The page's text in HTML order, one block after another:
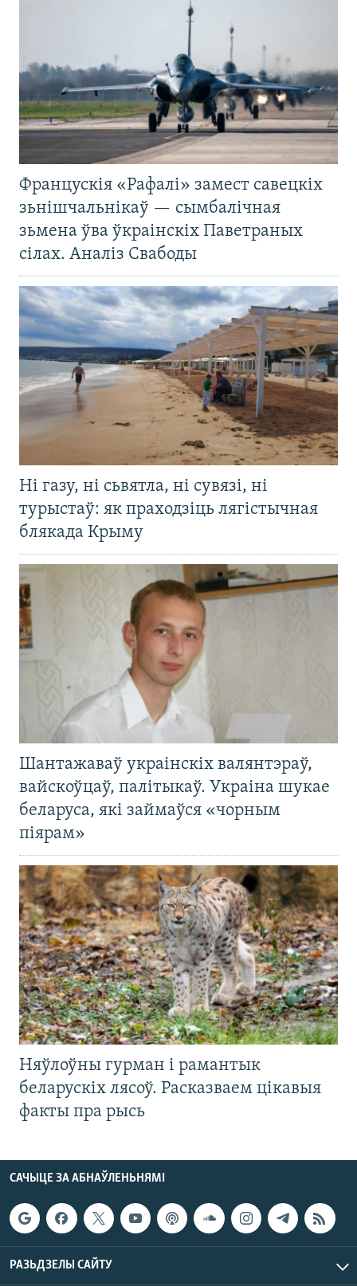
Францускія «Рафалі» замест савецкіх
зьнішчальнікаў — сымбалічная
зьмена ўва ўкраінскіх Паветраных
сілах. Аналіз Свабоды
Ні газу, ні сьвятла, ні сувязі, ні
турыстаў: як праходзіць лягістычная
блякада Крыму
Шантажаваў украінскіх валянтэраў,
вайскоўцаў, палітыкаў. Украіна шукае
беларуса, які займаўся «чорным
піярам»
Няўлоўны гурман і рамантык
беларускіх лясоў. Расказваем цікавыя
факты пра рысь
САЧЫЦЕ ЗА АБНАЎЛЕНЬНЯМІ
РАЗЬДЗЕЛЫ САЙТУ